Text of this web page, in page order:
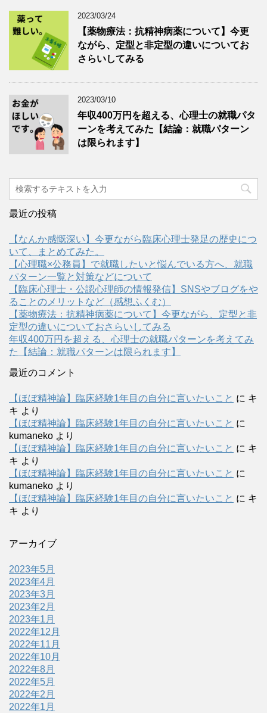
2023/03/24
【薬物療法：抗精神病薬について】今更
ながら、定型と非定型の違いについてお
さらいしてみる
2023/03/10
年収400万円を超える、心理士の就職パタ
ーンを考えてみた【結論：就職パターン
は限られます】
最近の投稿
【なんか感慨深い】今更ながら臨床心理士発足の歴史につ
いて、まとめてみた。
【心理職×公務員】で就職したいと悩んでいる方へ、就職
パターン一覧と対策などについて
【臨床心理士・公認心理師の情報発信】SNSやブログをや
ることのメリットなど（感想ふくむ）
【薬物療法：抗精神病薬について】今更ながら、定型と非
定型の違いについておさらいしてみる
年収400万円を超える、心理士の就職パターンを考えてみ
た【結論：就職パターンは限られます】
最近のコメント
【ほぼ精神論】臨床経験1年目の自分に言いたいこと に キ
キ より
【ほぼ精神論】臨床経験1年目の自分に言いたいこと に
kumaneko より
【ほぼ精神論】臨床経験1年目の自分に言いたいこと に キ
キ より
【ほぼ精神論】臨床経験1年目の自分に言いたいこと に
kumaneko より
【ほぼ精神論】臨床経験1年目の自分に言いたいこと に キ
キ より
アーカイブ
2023年5月
2023年4月
2023年3月
2023年2月
2023年1月
2022年12月
2022年11月
2022年10月
2022年8月
2022年5月
2022年2月
2022年1月